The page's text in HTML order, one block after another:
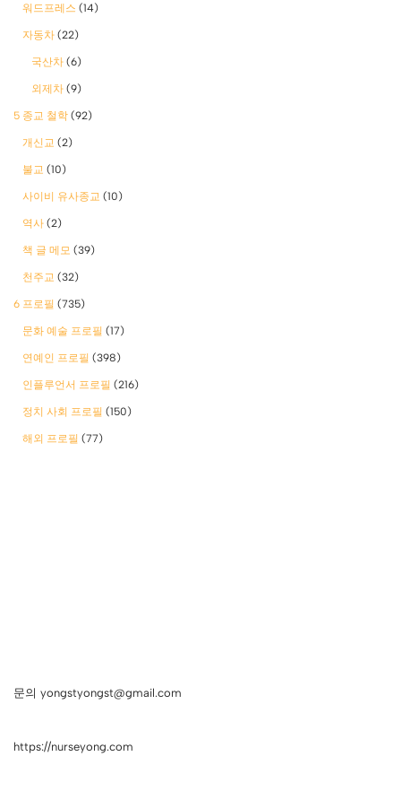
워드프레스 (14)
자동차 (22)
국산차 (6)
외제차 (9)
5 종교 철학 (92)
개신교 (2)
불교 (10)
사이비 유사종교 (10)
역사 (2)
책 글 메모 (39)
천주교 (32)
6 프로필 (735)
문화 예술 프로필 (17)
연예인 프로필 (398)
인플루언서 프로필 (216)
정치 사회 프로필 (150)
해외 프로필 (77)
문의 yongstyongst@gmail.com
https://nurseyong.com